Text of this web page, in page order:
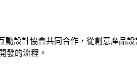
設計協會共同合作，從創意​產品
發的流程。